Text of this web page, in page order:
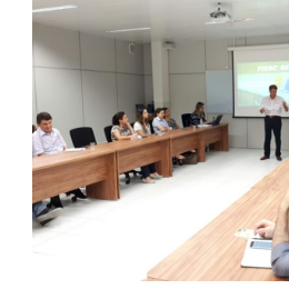
Fale Conosco
NOSSAS ASSOCIADAS
SEJA UM ASSOCIADO
VAGAS